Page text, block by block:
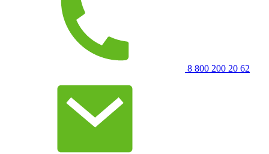
8 800 200 20 62